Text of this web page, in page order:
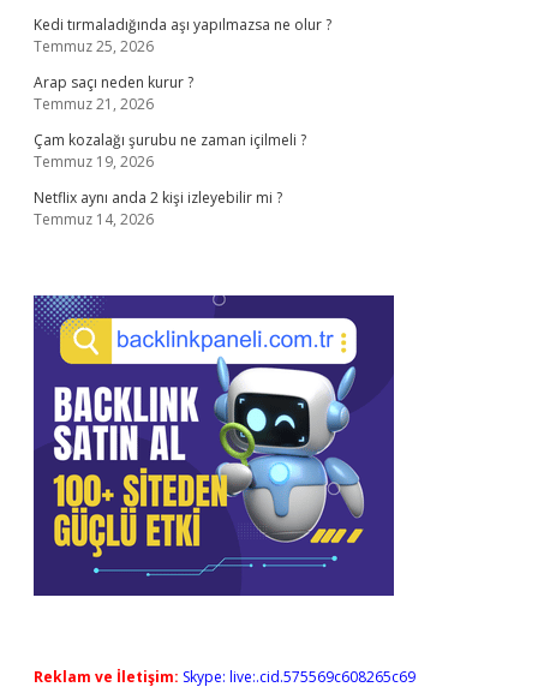
Kedi tırmaladığında aşı yapılmazsa ne olur ?
Temmuz 25, 2026
Arap saçı neden kurur ?
Temmuz 21, 2026
Çam kozalağı şurubu ne zaman içilmeli ?
Temmuz 19, 2026
Netflix aynı anda 2 kişi izleyebilir mi ?
Temmuz 14, 2026
Reklam ve İletişim: Skype: live:.cid.575569c608265c69